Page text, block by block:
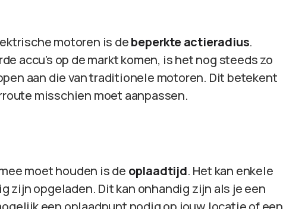
motoren is debeperkte actieradius.
accu’s op de markt komen, is het nog steeds zo
aan die van traditionele motoren. Dit betekent
misschien moet aanpassen.
moet houden is de oplaadtijd. Het kan enkele
zijn opgeladen. Dit kan onhandig zijn als je een